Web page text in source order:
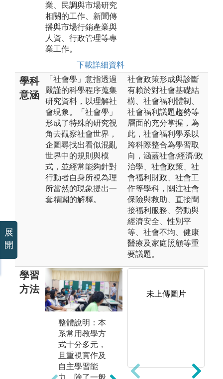
業、民調與市場研究
相關的工作、新聞傳
播與市場行銷產業與
人資、行政管理等專
業工作。
下載詳細資料
學科
意涵
「社會學」意指透過
嚴謹的科學程序蒐集
研究資料，以理解社
會現象。「社會學」
形成了特殊的研究視
角去觀察社會世界，
企圖尋找出看似混亂
世界中的規則與模
式，並經常能夠針對
行動者自身所視為理
所當然的現象提出一
套精闢的解釋。
社會政策形成與診斷
有賴於對社會基礎結
構、社會福利體制、
社會福利議題趨勢等
層面的充分掌握，為
此，社會福利學系以
跨科際整合為學習取
向，涵蓋社會/經濟/政
治學、社會政策、社
會福利財政、社會工
作等學科，關注社會
保險與救助、直接間
接福利服務、勞動與
經濟安全、性別平
等、社會不均、健康
醫療及家庭照顧等重
要議題。
學習
方法
整體說明：本
系常用教學方
式十分多元，
且重視實作及
自主學習能
以必修課《研
未上傳圖片
展
開